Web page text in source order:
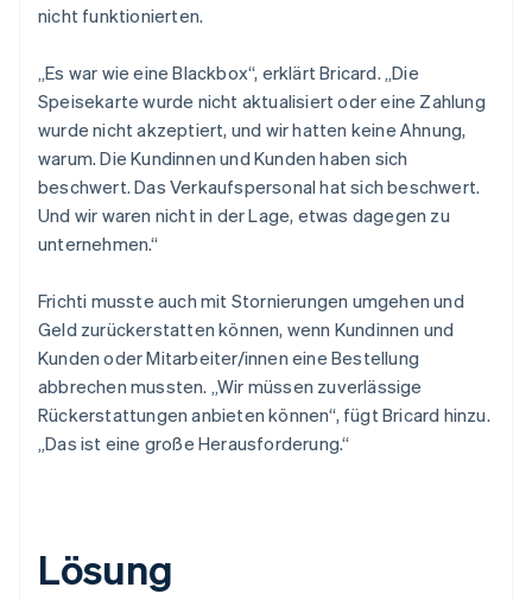
nicht funktionierten.
„Es war wie eine Blackbox“, erklärt Bricard. „Die
Speisekarte wurde nicht aktualisiert oder eine Zahlung
wurde nicht akzeptiert, und wir hatten keine Ahnung,
warum. Die Kundinnen und Kunden haben sich
beschwert. Das Verkaufspersonal hat sich beschwert.
Und wir waren nicht in der Lage, etwas dagegen zu
unternehmen.“
Frichti musste auch mit Stornierungen umgehen und
Geld zurückerstatten können, wenn Kundinnen und
Kunden oder Mitarbeiter/innen eine Bestellung
abbrechen mussten. „Wir müssen zuverlässige
Rückerstattungen anbieten können“, fügt Bricard hinzu.
„Das ist eine große Herausforderung.“
Lösung